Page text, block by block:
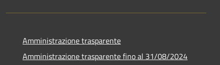
Amministrazione trasparente
Amministrazione trasparente fino al 31/08/2024